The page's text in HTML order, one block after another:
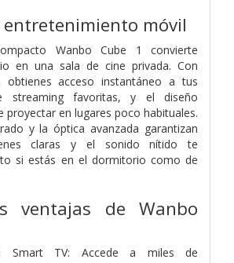
entretenimiento móvil
Wanbo Cube 1 convierte
en una sala de cine privada. Con
obtienes acceso instantáneo a tus
streaming favoritas, y el diseño
proyectar en lugares poco habituales.
y la óptica avanzada garantizan
claras y el sonido nítido te
si estás en el dormitorio como de
ventajas de Wanbo
Smart TV: Accede a miles de